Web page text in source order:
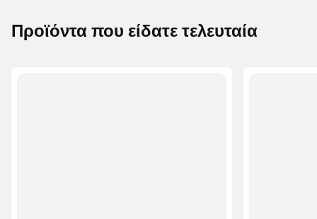
Προϊόντα που είδατε τελευταία